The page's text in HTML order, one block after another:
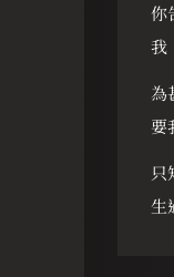
你
我
為
要
只
生